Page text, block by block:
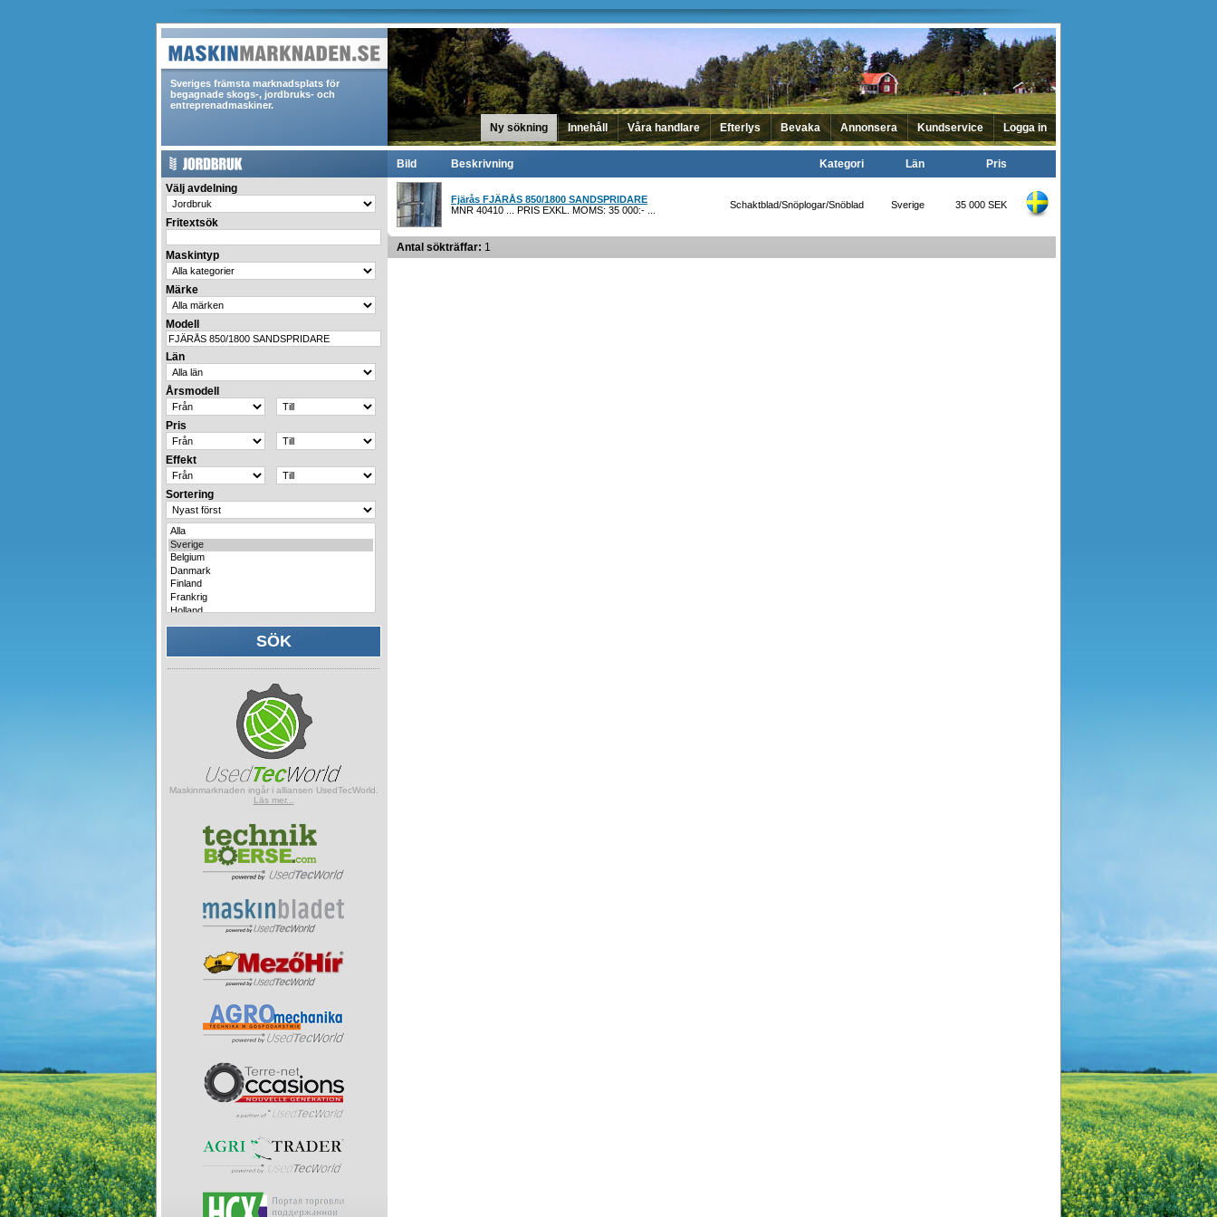
Sveriges främsta marknadsplats för
begagnade skogs-, jordbruks- och
entreprenadmaskiner.
Ny sökning Innehåll Våra handlare Efterlys Bevaka Annonsera Kundservice Logga in
Välj avdelning
Fritextsök
Maskintyp
Märke
Modell
Län
Årsmodell
Pris
Effekt
Sortering
Maskinmarknaden ingår i alliansen UsedTecWorld.
Läs mer...
Bild Beskrivning Kategori Län Pris
Fjärås FJÄRÅS 850/1800 SANDSPRIDARE
MNR 40410 ... PRIS EXKL. MOMS: 35 000:- ...
Schaktblad/Snöplogar/Snöblad Sverige 35 000 SEK
Antal sökträffar: 1